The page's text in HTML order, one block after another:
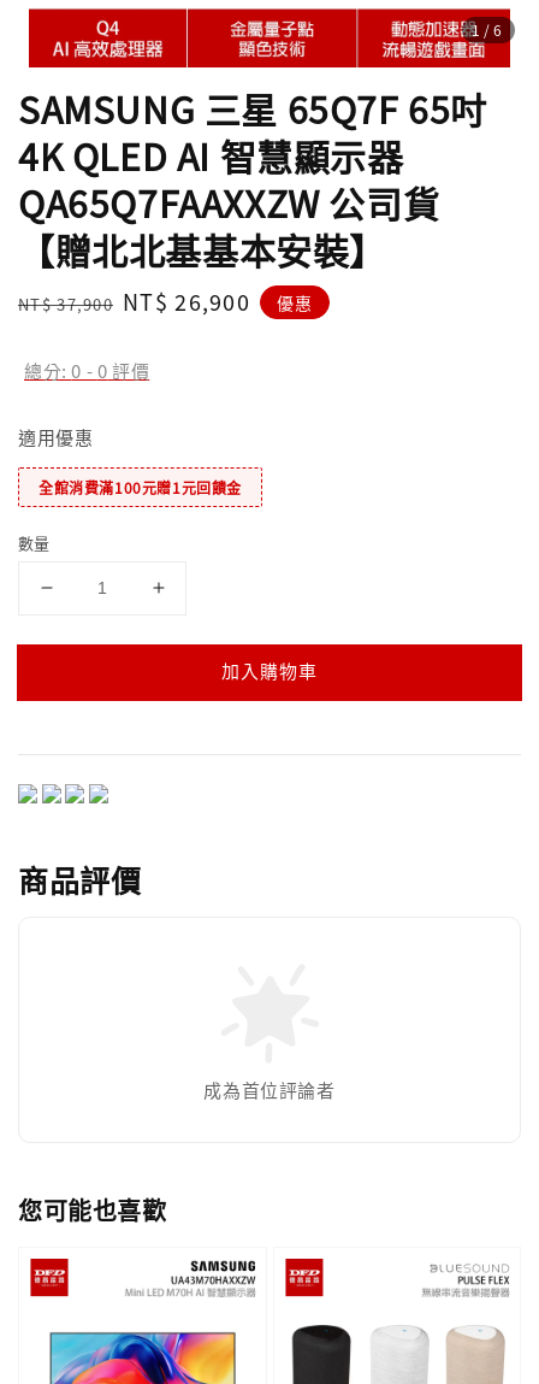
1 /6
SAMSUNG 三星 65Q7F 65吋
4K QLED AI 智慧顯示器
QA65Q7FAAXXZW 公司貨
【贈北北基基本安裝】
Regular
NT$ 37,900 Sale
NT$ 26,900 優惠
總分:0 -0評價
適用優惠
全館消費滿100元贈1元回饋金
數量
加入購物車
商品評價
成為首位評論者
您可能也喜歡